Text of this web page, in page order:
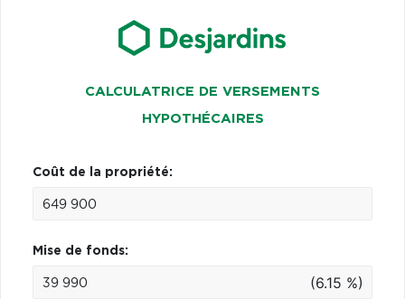
CALCULATRICE DE VERSEMENTS
HYPOTHÉCAIRES
Coût de la propriété:
Mise de fonds:
(6.15 %)